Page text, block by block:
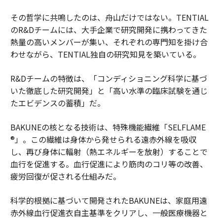
その哲学に共鳴したのは、舟山だけではない。TENTIAL
のR&Dチームには、大手企業で研究開発に携わってきた
熱量の高いメンバーが集い、それぞれの専門知を掛け合
わせながら、TENTIAL独自の研究知見を築いている。
R&Dチームの特徴は、「コンディショニング科学に基づ
いた徹底した研究開発」と「高い水準の臨床試験を通じ
たエビデンスの蓄積」だ。
BAKUNEの核となる技術は、特殊機能繊維「SELFLAME
®」。この繊維は身体から発せられる遠赤外線を吸収
し、再び身体に輻射（熱エネルギーを放射）することで
血行を促進する。血行促進により筋肉のコリ等の改善、
疲労回復が促される仕組みだ。
科学的根拠に基づいて開発されたBAKUNEは、家庭用遠
赤外線血行促進衣自主基準をクリアし、一般医療機器と